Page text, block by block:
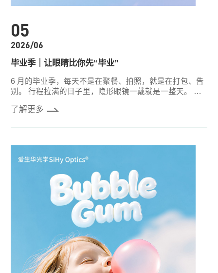
05
2026/06
毕业季｜让眼睛比你先“毕业”
6 月的毕业季，每天不是在聚餐、拍照，就是在打包、告
别。 行程拉满的日子里，隐形眼镜一戴就是一整天。 一
不敢揉。 试过其他隐形眼镜，到下午还是难逃“干涩魔
了解更多